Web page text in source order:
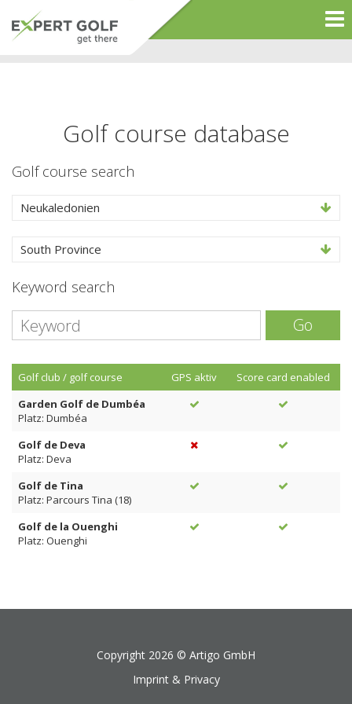
Golf course database
Golf course search
Neukaledonien
South Province
Keyword search
Go
Golf club / golf course GPS aktiv
Score card enabled
Garden Golf de Dumbéa
Platz: Dumbéa
Golf de Deva
Platz: Deva
Golf de Tina
Platz: Parcours Tina (18)
Golf de la Ouenghi
Platz: Ouenghi
Copyright 2026 © Artigo GmbH
Imprint & Privacy